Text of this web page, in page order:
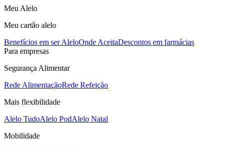
Meu Alelo
Meu cartão alelo
Benefícios em ser AleloOnde AceitaDescontos em farmácias
Para empresas
Segurança Alimentar
Rede AlimentaçãoRede Refeição
Mais flexibilidade
Alelo TudoAlelo PodAlelo Natal
Mobilidade